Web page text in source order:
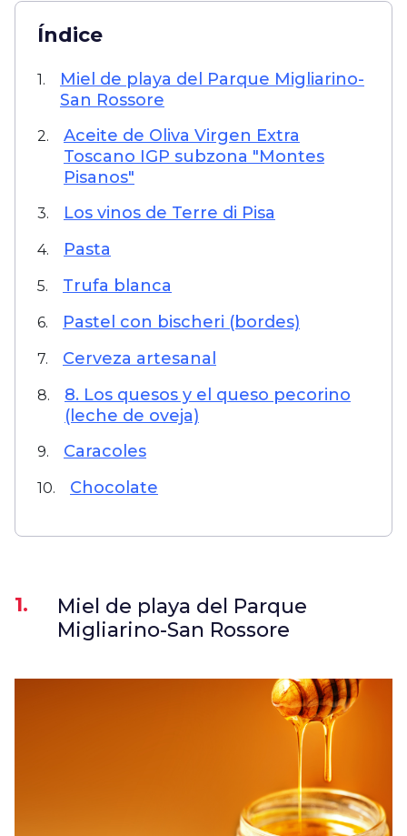
Índice
1.
Miel de playa del Parque Migliarino-
San Rossore
2.
Aceite de Oliva Virgen Extra
Toscano IGP subzona "Montes
Pisanos"
3. Los vinos de Terre di Pisa
4. Pasta
5. Trufa blanca
6. Pastel con bischeri (bordes)
7. Cerveza artesanal
8.
8. Los quesos y el queso pecorino
(leche de oveja)
9. Caracoles
10. Chocolate
1.
Miel de playa del Parque
Migliarino-San Rossore